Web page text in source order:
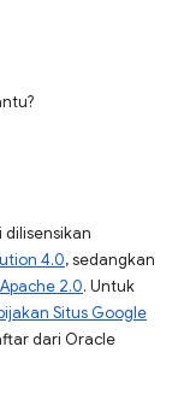
4.0, sedangkan
2.0. Untuk
Situs Google
dari Oracle